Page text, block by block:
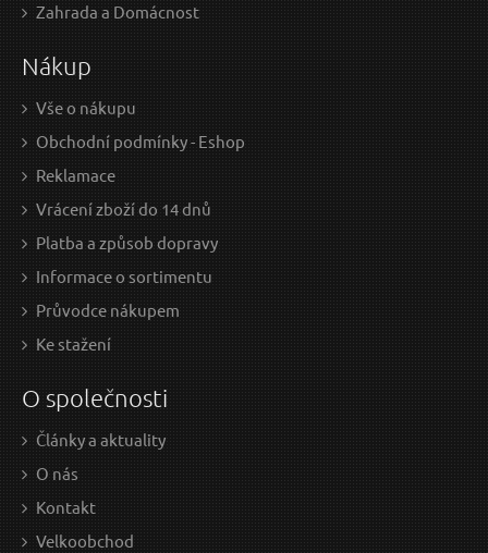
Zahrada a Domácnost
Nákup
Vše o nákupu
Obchodní podmínky - Eshop
Reklamace
Vrácení zboží do 14 dnů
Platba a způsob dopravy
Informace o sortimentu
Průvodce nákupem
Ke stažení
O společnosti
Články a aktuality
O nás
Kontakt
Velkoobchod